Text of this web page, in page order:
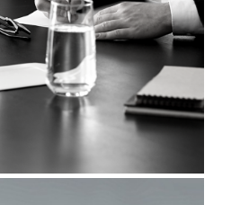
DO GESTOR CELEBRA OS
MARCOS DE SUA